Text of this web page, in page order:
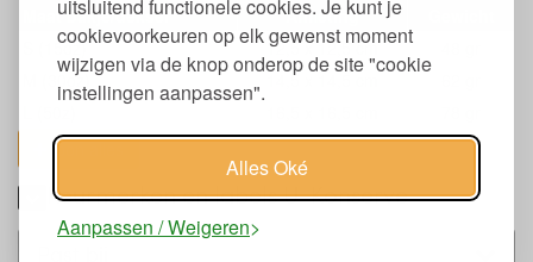
uitsluitend functionele cookies. Je kunt je
cookievoorkeuren op elk gewenst moment
wijzigen via de knop onderop de site "cookie
instellingen aanpassen".
Alles Oké
Aanpassen / Weigeren
Maat bakje/deksel Afmeting
S (15oz)
12,5 x 12,5 cm
M (30oz)
14,5 x 14,5 cm
toon alles
Keurmerken en labels U-Konserve